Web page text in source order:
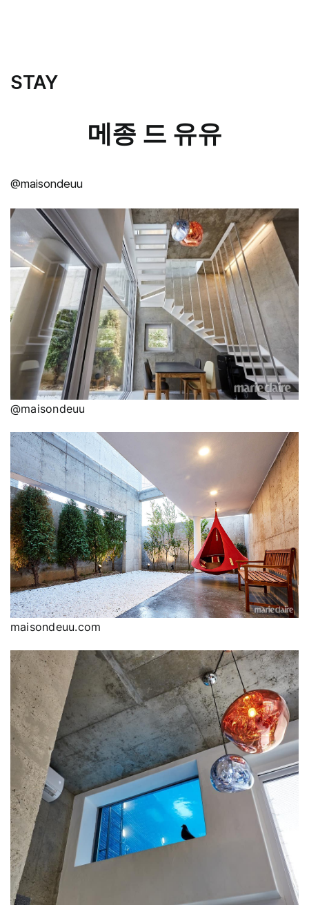
STAY
메종 드 유유
@maisondeuu
@maisondeuu
maisondeuu.com